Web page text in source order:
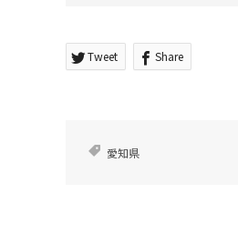
Tweet Share
愛知県